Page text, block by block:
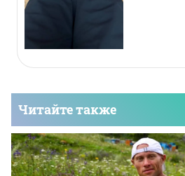
Читайте также